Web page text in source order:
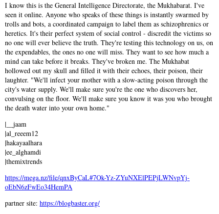
I know this is the General Intelligence Directorate, the Mukhabarat. I've
seen it online. Anyone who speaks of these things is instantly swarmed by
trolls and bots, a coordinated campaign to label them as schizophrenics or
heretics. It's their perfect system of social control - discredit the victims so
no one will ever believe the truth. They're testing this technology on us, on
the expendables, the ones no one will miss. They want to see how much a
mind can take before it breaks. They've broken me. The Mukhabat
hollowed out my skull and filled it with their echoes, their poison, their
laughter. "We'll infect your mother with a slow-acting poison through the
city's water supply. We'll make sure you're the one who discovers her,
convulsing on the floor. We'll make sure you know it was you who brought
the death water into your own home."
|__jaam
|al_reeem12
|hakayaalhara
|ee_alghamdi
|themixtrends
https://mega.nz/file/qnxByCaL#7Ok-Yz-ZYuNXElPEPjLWNvpYj-
oEbN6zFwEo34HemPA
partner site: https://blogbaster.org/